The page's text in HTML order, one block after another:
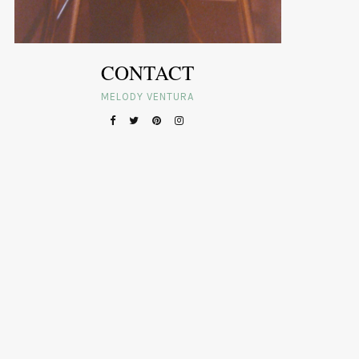
CONTACT
MELODY VENTURA